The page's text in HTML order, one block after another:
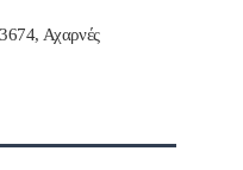
Αχαρνές